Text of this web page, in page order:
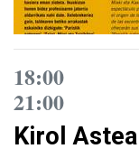
18:00
21:00
Kirol Astea